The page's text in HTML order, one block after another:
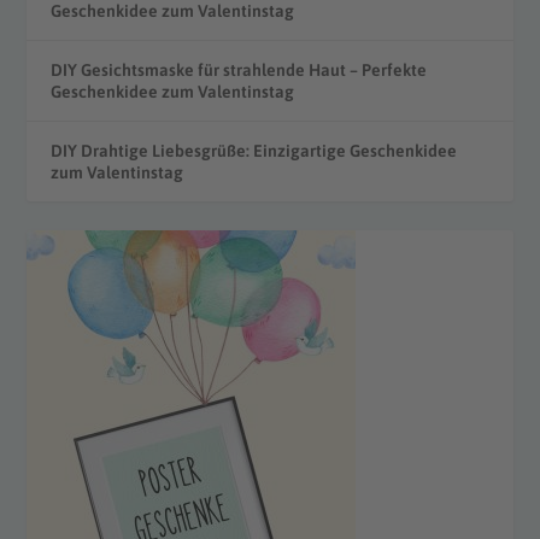
Geschenkidee zum Valentinstag
DIY Gesichtsmaske für strahlende Haut – Perfekte
Geschenkidee zum Valentinstag
DIY Drahtige Liebesgrüße: Einzigartige Geschenkidee
zum Valentinstag